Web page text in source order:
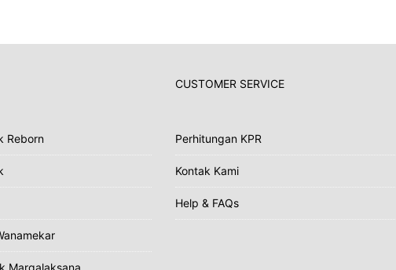
Reborn
Margalaksana
CUSTOMER SERVICE
Perhitungan KPR
Kontak Kami
Help & FAQs